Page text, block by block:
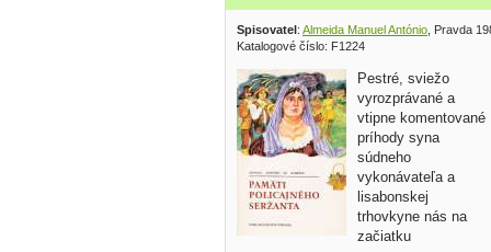
Spisovatel: Almeida Manuel António , Pravda
Katalogové číslo: F1224
Pestré, sviežo
vyrozprávané a
vtipne komentované
príhody syna
súdneho
vykonávateľa a
lisabonskej
trhovkyne nás na
začiatku